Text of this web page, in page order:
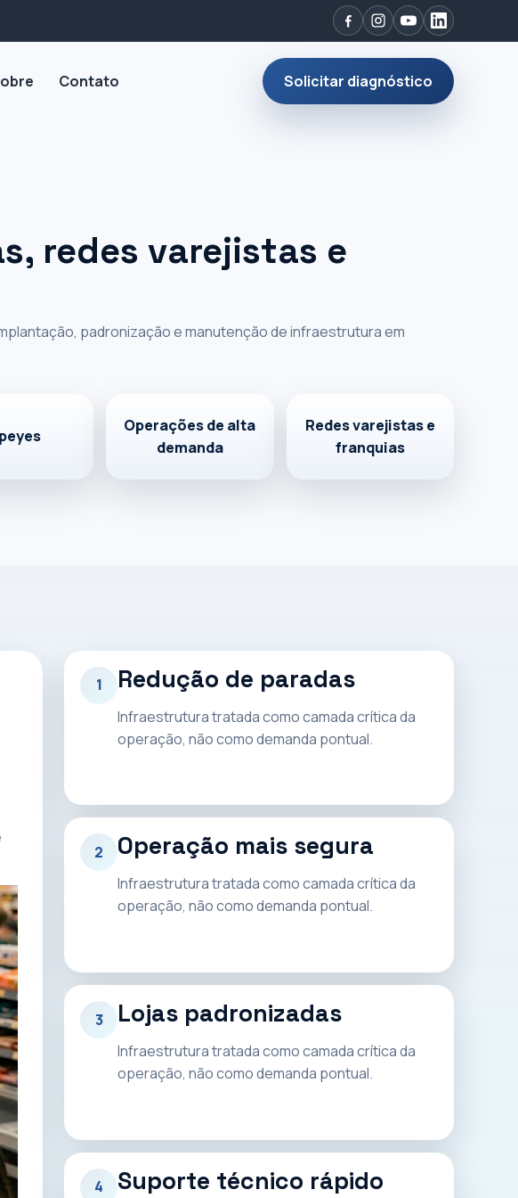
Contato Solicitar diagnóstico
redes varejistas e
padronização e manutenção de infraestrutura em
Operações de alta
demanda
Redes varejistas e
franquias
1 Redução de paradas
Infraestrutura tratada como camada crítica da
operação, não como demanda pontual.
2 Operação mais segura
Infraestrutura tratada como camada crítica da
operação, não como demanda pontual.
3 Lojas padronizadas
Infraestrutura tratada como camada crítica da
operação, não como demanda pontual.
4 Suporte técnico rápido